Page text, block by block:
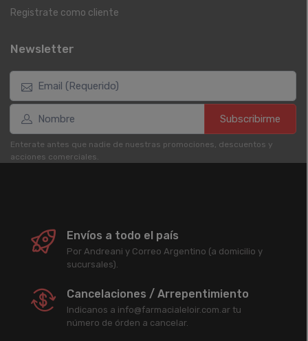
Registrate como cliente
Newsletter
Subscribirme
Enterate antes que nadie de nuestras promociones, descuentos y
acciones comerciales.
Envíos a todo el país
Por Andreani y Correo Argentino (a domicilio y
sucursales).
Cancelaciones / Arrepentimiento
Indicanos a info@farmacialeloir.com.ar tu
número de órden a cancelar.